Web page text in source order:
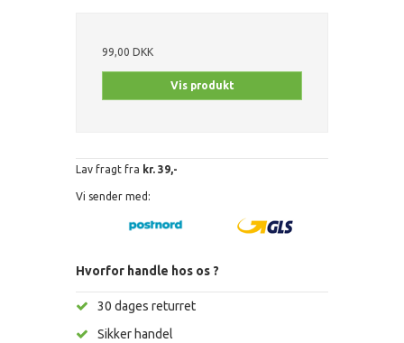
99,00 DKK
Vis produkt
Lav fragt fra kr. 39,-
Vi sender med:
Hvorfor handle hos os ?
30 dages returret
Sikker handel